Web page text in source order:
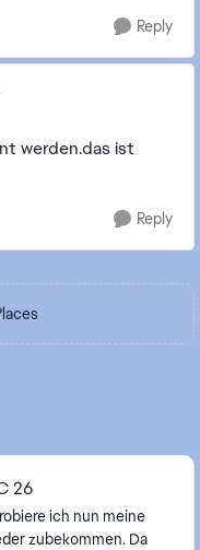
Reply
werden.das ist
Reply
26
ich nun meine
zubekommen. Da